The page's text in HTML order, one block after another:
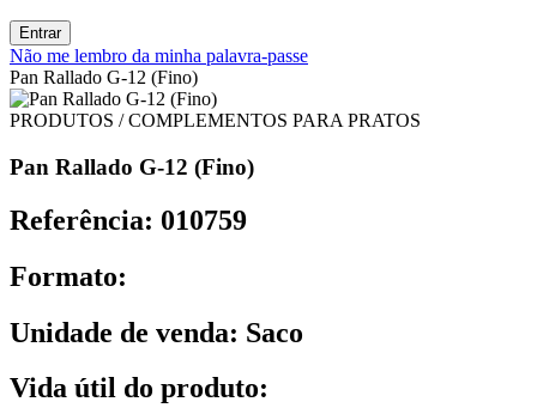
Entrar
Não me lembro da minha palavra-passe
Pan Rallado G-12 (Fino)
PRODUTOS / COMPLEMENTOS PARA PRATOS
Pan Rallado G-12 (Fino)
Referência: 010759
Formato:
Unidade de venda: Saco
Vida útil do produto: